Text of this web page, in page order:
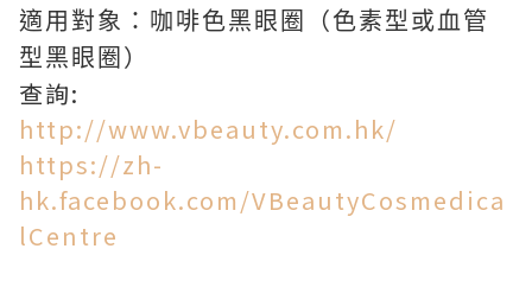
適用對象：咖啡色黑眼圈（色素型或血管
型黑眼圈）
查詢:
http://www.vbeauty.com.hk/
https://zh-
hk.facebook.com/VBeautyCosmedica
lCentre